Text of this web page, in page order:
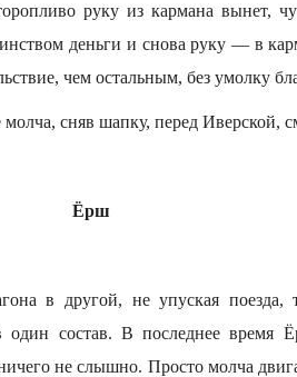
руку из кармана вынет,
деньги и снова руку — в
чем остальным, без умолку
молча, сняв шапку, перед Иверской,
Ёрш
в другой, не упуская поезда,
один состав. В последнее
не слышно. Просто молча